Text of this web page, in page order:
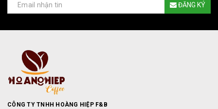
ĐĂNG KÝ
CÔNG TY TNHH HOÀNG HIỆP F&B